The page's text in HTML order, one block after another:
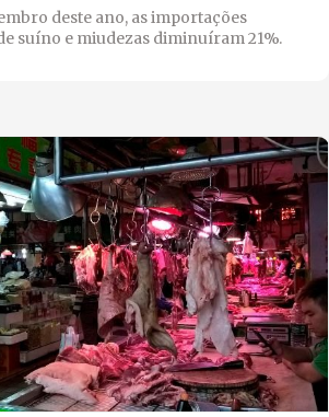
deste ano, as importações
suíno e miudezas diminuíram 21%.